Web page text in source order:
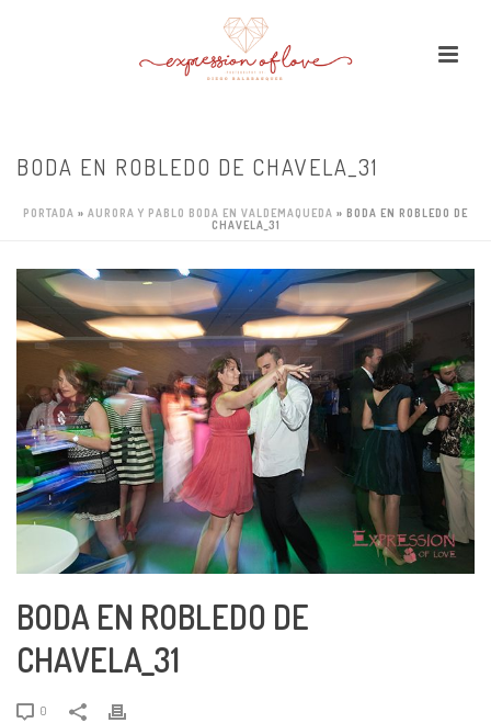
BODA EN ROBLEDO DE CHAVELA_31
PORTADA » AURORA Y PABLO BODA EN VALDEMAQUEDA » BODA EN ROBLEDO DE
CHAVELA_31
BODA EN ROBLEDO DE
CHAVELA_31
0